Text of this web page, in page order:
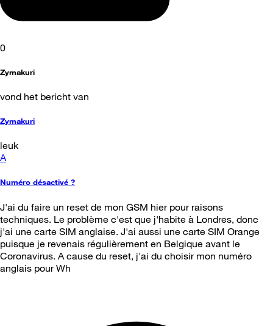
0
Zymakuri
vond het bericht van
Zymakuri
leuk
A
Numéro désactivé ?
J'ai du faire un reset de mon GSM hier pour raisons
techniques. Le problème c'est que j'habite à Londres, donc
j'ai une carte SIM anglaise. J'ai aussi une carte SIM Orange
puisque je revenais régulièrement en Belgique avant le
Coronavirus. A cause du reset, j'ai du choisir mon numéro
anglais pour Wh